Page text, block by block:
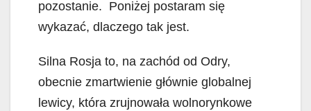
pozostanie. Poniżej postaram się
wykazać, dlaczego tak jest.
Silna Rosja to, na zachód od Odry,
obecnie zmartwienie głównie globalnej
lewicy, która zrujnowała wolnorynkowe